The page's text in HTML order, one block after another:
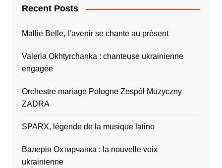
Recent Posts
Mallie Belle, l’avenir se chante au présent
Valeria Okhtyrchanka : chanteuse ukrainienne
engagée
Orchestre mariage Pologne Zespół Muzyczny
ZADRA
SPARX, légende de la musique latino
Валерія Охтирчанка : la nouvelle voix
ukrainienne